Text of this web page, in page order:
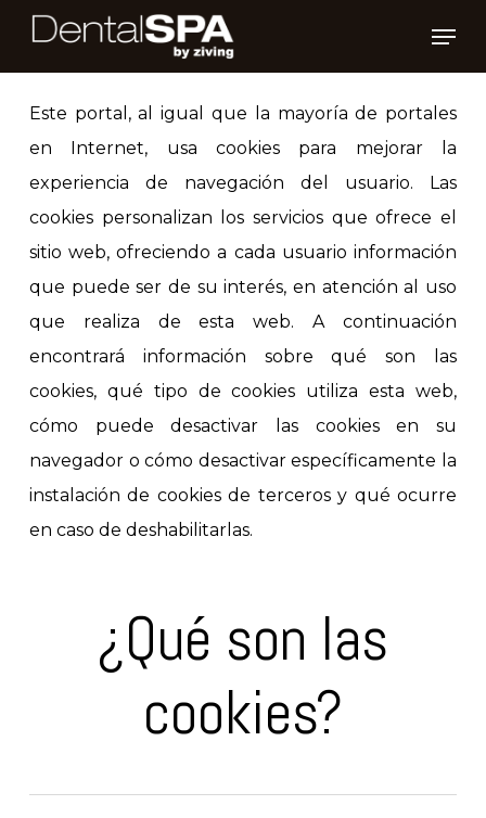
Skip
content
Menu
Este portal, al igual que la mayoría de portales
en Internet, usa cookies para mejorar la
experiencia de navegación del usuario. Las
cookies personalizan los servicios que ofrece el
sitio web, ofreciendo a cada usuario información
que puede ser de su interés, en atención al uso
que realiza de esta web. A continuación
encontrará información sobre qué son las
cookies, qué tipo de cookies utiliza esta web,
cómo puede desactivar las cookies en su
navegador o cómo desactivar específicamente la
instalación de cookies de terceros y qué ocurre
en caso de deshabilitarlas.
¿Qué son las
cookies?